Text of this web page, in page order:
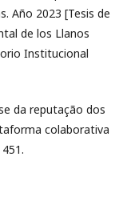
Año 2023 [Tesis de
de los Llanos
Institucional
da reputação dos
colaborativa